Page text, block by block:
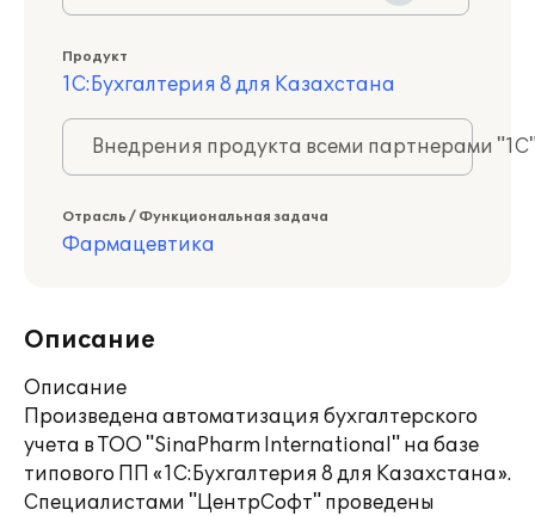
Продукт
1С:Бухгалтерия 8 для Казахстана
Внедрения продукта всеми партнерами
Отрасль / Функциональная задача
Фармацевтика
Описание
Описание
Произведена автоматизация бухгалтерского
учета в ТОО "SinaPharm International" на базе
типового ПП «1С:Бухгалтерия 8 для Казахстана».
Специалистами "ЦентрСофт" проведены